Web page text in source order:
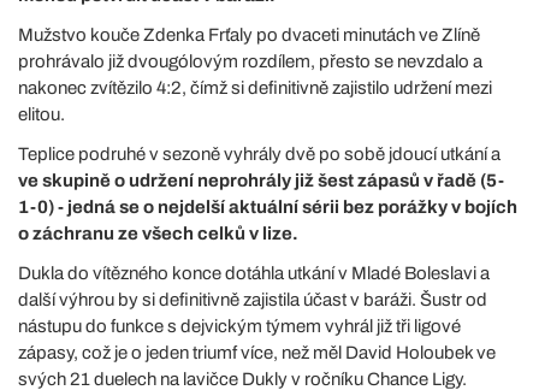
Mužstvo kouče Zdenka Frťaly po dvaceti minutách ve Zlíně
prohrávalo již dvougólovým rozdílem, přesto se nevzdalo a
nakonec zvítězilo 4:2, čímž si definitivně zajistilo udržení mezi
elitou.
Teplice podruhé v sezoně vyhrály dvě po sobě jdoucí utkání a
ve skupině o udržení neprohrály již šest zápasů v řadě (5-
1-0) - jedná se o nejdelší aktuální sérii bez porážky v bojích
o záchranu ze všech celků v lize.
Dukla do vítězného konce dotáhla utkání v Mladé Boleslavi a
další výhrou by si definitivně zajistila účast v baráži. Šustr od
nástupu do funkce s dejvickým týmem vyhrál již tři ligové
zápasy, což je o jeden triumf více, než měl David Holoubek ve
svých 21 duelech na lavičce Dukly v ročníku Chance Ligy.